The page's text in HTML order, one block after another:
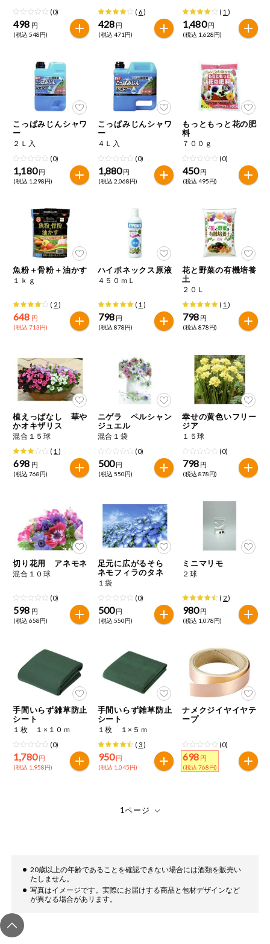
人気カテゴリ
食品から探す
家庭用品から探す
目的から探す
毎週自動お届け商品を確認する
毎週自動お届け商品を修正する
いつでも注文（毎週企画）
コープしがのサービス
ご利用ガイド
商品のリクエスト
アプリのダウンロード
PC版サイトを表示
テキスト注文サイトを表示
お問い合わせ
麺類
レトルト・缶
詰・瓶詰
調味料・だ
し・油・ルー
おやつ
飲料
酒・ノンアル
コール
切り花・仏花
ティッシュ・
トイレットペ
衛生・生理用
品
洗濯・バス・
トイレ用品
住居・生活用
品
コスメ＆ボデ
ィケア
衣料品
先着限定企画
スマート・ワ
ン注文
今週のお買い
コープ商品
今週の新登場
らえる！
お弁当用商品
かんたん調理
特定原材料と特定原材料に準ずるものが含まれていない商品
を検索できます。
小麦 卵
落花生 かに くるみ
特定原材料に準ずるもの
アーモンド あわび いか
カシューナッツ
キウイフルーツ 牛肉
さけ さば ゼラチン 大豆
鶏肉 バナナ
マカダミアナッツ やまいも
アレルゲン情報は、商品企画時の情報のため、ご使用前には
必ず商品パッケージの表示をご確認ください。
特定原材料に準ずるものは、お取引先から情報提供のあった
範囲でのお知らせです。
(0)
498 円
(税込 548円)
( 6)
428 円
(税込 471円)
( 1 )
1,480 円
(税込 1,628円)
こっぱみじんシャワ
ー
２Ｌ入
(0)
1,180 円
(税込 1,298円)
こっぱみじんシャワ
ー
４Ｌ入
(0)
1,880 円
(税込 2,068円)
もっともっと花の肥
料
７００ｇ
(0)
450円
(税込 495円)
魚粉＋骨粉＋油かす
１ｋｇ
( 2)
648 円
(税込 713円)
ハイポネックス原液
４５０ｍＬ
( 1 )
798 円
(税込 878円)
花と野菜の有機培養
土
２０Ｌ
( 1 )
798 円
(税込 878円)
植えっぱなし 華や
かオキザリス
混合１５球
( 1 )
698 円
(税込 768円)
ニゲラ ペルシャン
ジュエル
混合１袋
(0)
500 円
(税込 550円)
幸せの黄色いフリー
ジア
１５球
(0)
798 円
(税込 878円)
切り花用 アネモネ
混合１０球
(0)
598 円
(税込 658円)
足元に広がるそら
ネモフィラのタネ
１袋
(0)
500 円
(税込 550円)
ミニマリモ
２球
( 2)
980円
(税込 1,078円)
手間いらず雑草防止
シート
１枚 １×１０ｍ
(0)
1,780 円
(税込 1,958円)
手間いらず雑草防止
シート
１枚 １×５ｍ
( 3)
950 円
(税込 1,045円)
ナメクジイヤイヤテ
ープ
(0)
698 円
(税込 768円)
20歳以上の年齢であることを確認できない場合には酒類を販売い
たしません。
写真はイメージです。実際にお届けする商品と包材デザインなど
が異なる場合があリます。